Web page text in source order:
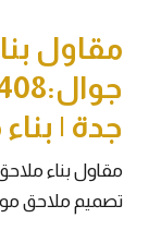
مقاول
جدة |
مقاول بناء
تصميم ملاحق